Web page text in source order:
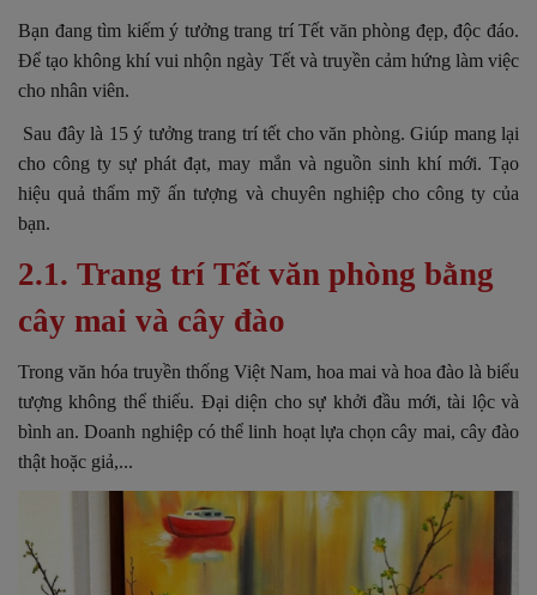
Bạn đang tìm kiếm ý tưởng trang trí Tết văn phòng đẹp, độc đáo.
Để tạo không khí vui nhộn ngày Tết và truyền cảm hứng làm việc
cho nhân viên.
Sau đây là 15 ý tưởng trang trí tết cho văn phòng. Giúp mang lại
cho công ty sự phát đạt, may mắn và nguồn sinh khí mới. Tạo
hiệu quả thẩm mỹ ấn tượng và chuyên nghiệp cho công ty của
bạn.
2.1. Trang trí Tết văn phòng bằng
cây mai và cây đào
Trong văn hóa truyền thống Việt Nam, hoa mai và hoa đào là biểu
tượng không thể thiếu. Đại diện cho sự khởi đầu mới, tài lộc và
bình an. Doanh nghiệp có thể linh hoạt lựa chọn cây mai, cây đào
thật hoặc giả,...